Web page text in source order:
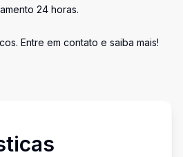
24 horas.
Entre em contato e saiba mais!